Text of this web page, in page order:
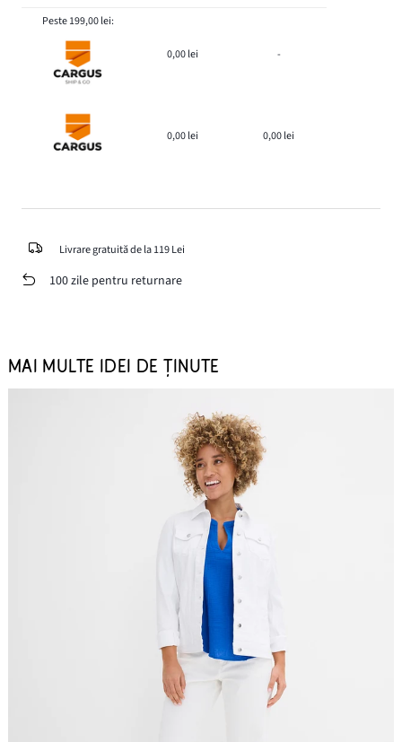
Peste 199,00 lei:
0,00 lei -
0,00 lei 0,00 lei
Livrare gratuită de la 119 Lei
100 zile pentru returnare
MAI MULTE IDEI DE ȚINUTE